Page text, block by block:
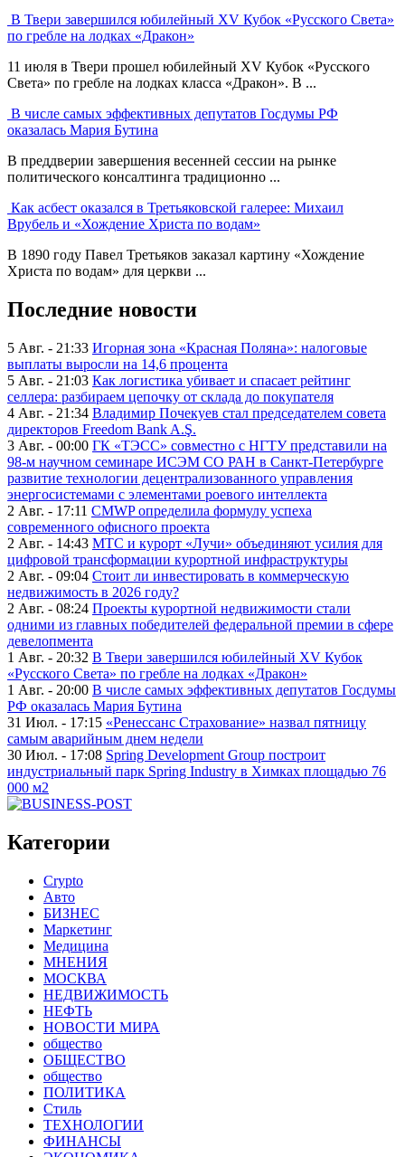
В Твери завершился юбилейный XV Кубок «Русского Света»
по гребле на лодках «Дракон»
11 июля в Твери прошел юбилейный XV Кубок «Русского
Света» по гребле на лодках класса «Дракон». В ...
В числе самых эффективных депутатов Госдумы РФ
оказалась Мария Бутина
В преддверии завершения весенней сессии на рынке
политического консалтинга традиционно ...
Как асбест оказался в Третьяковской галерее: Михаил
Врубель и «Хождение Христа по водам»
В 1890 году Павел Третьяков заказал картину «Хождение
Христа по водам» для церкви ...
Последние новости
5 Авг. - 21:33 Игорная зона «Красная Поляна»: налоговые
выплаты выросли на 14,6 процента
5 Авг. - 21:03 Как логистика убивает и спасает рейтинг
селлера: разбираем цепочку от склада до покупателя
4 Авг. - 21:34 Владимир Почекуев стал председателем совета
директоров Freedom Bank A.Ş.
3 Авг. - 00:00 ГК «ТЭСС» совместно с НГТУ представили на
98-м научном семинаре ИСЭМ СО РАН в Санкт-Петербурге
развитие технологии децентрализованного управления
энергосистемами с элементами роевого интеллекта
2 Авг. - 17:11 CMWP определила формулу успеха
современного офисного проекта
2 Авг. - 14:43 МТС и курорт «Лучи» объединяют усилия для
цифровой трансформации курортной инфраструктуры
2 Авг. - 09:04 Стоит ли инвестировать в коммерческую
недвижимость в 2026 году?
2 Авг. - 08:24 Проекты курортной недвижимости стали
одними из главных победителей федеральной премии в сфере
девелопмента
1 Авг. - 20:32 В Твери завершился юбилейный XV Кубок
«Русского Света» по гребле на лодках «Дракон»
1 Авг. - 20:00 В числе самых эффективных депутатов Госдумы
РФ оказалась Мария Бутина
31 Июл. - 17:15 «Ренессанс Страхование» назвал пятницу
самым аварийным днем недели
30 Июл. - 17:08 Spring Development Group построит
индустриальный парк Spring Industry в Химках площадью 76
000 м2
Категории
Crypto
Авто
БИЗНЕС
Маркетинг
Медицина
МНЕНИЯ
МОСКВА
НЕДВИЖИМОСТЬ
НЕФТЬ
НОВОСТИ МИРА
общество
ОБЩЕСТВО
общество
ПОЛИТИКА
Стиль
ТЕХНОЛОГИИ
ФИНАНСЫ